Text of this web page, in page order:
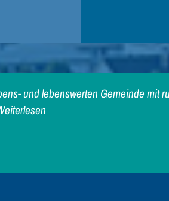
und lebenswerten Gemeinde mit